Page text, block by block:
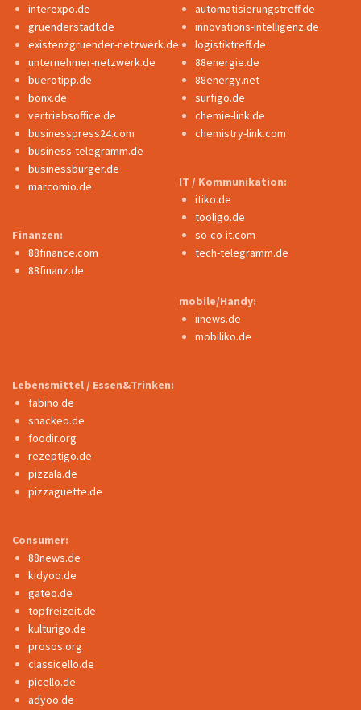
interexpo.de
gruenderstadt.de
existenzgruender-netzwerk.de
unternehmer-netzwerk.de
buerotipp.de
bonx.de
vertriebsoffice.de
businesspress24.com
business-telegramm.de
businessburger.de
marcomio.de
Finanzen:
88finance.com
88finanz.de
automatisierungstreff.de
innovations-intelligenz.de
logistiktreff.de
88energie.de
88energy.net
surfigo.de
chemie-link.de
chemistry-link.com
IT / Kommunikation:
itiko.de
tooligo.de
so-co-it.com
tech-telegramm.de
mobile/Handy:
iinews.de
mobiliko.de
Lebensmittel / Essen&Trinken:
fabino.de
snackeo.de
foodir.org
rezeptigo.de
pizzala.de
pizzaguette.de
Consumer:
88news.de
kidyoo.de
gateo.de
topfreizeit.de
kulturigo.de
prosos.org
classicello.de
picello.de
adyoo.de